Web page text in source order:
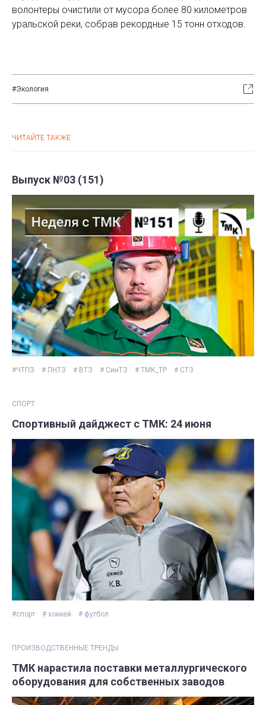
волонтеры очистили от мусора более 80 километров
уральской реки, собрав рекордные 15 тонн отходов.
#Экология
ЧИТАЙТЕ ТАКЖЕ
Выпуск №03 (151)
#ЧТПЗ # ПНТЗ # ВТЗ # СинТЗ # ТМК_ТР # СТЗ
СПОРТ
Спортивный дайджест с ТМК: 24 июня
#спорт # хоккей # футбол
ПРОИЗВОДСТВЕННЫЕ ТРЕНДЫ
ТМК нарастила поставки металлургического
оборудования для собственных заводов